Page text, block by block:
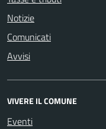
Notizie
Comunicati
Avvisi
VIVERE IL COMUNE
Eventi